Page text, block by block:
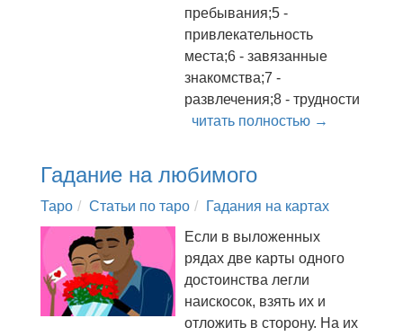
пребывания;5 -
привлекательность
места;6 - завязанные
знакомства;7 -
развлечения;8 - трудности
читать полностью →
Гадание на любимого
Таро Статьи по таро
Гадания на картах
Если в выложенных
рядах две карты одного
достоинства легли
наискосок, взять их и
отложить в сторону. На их